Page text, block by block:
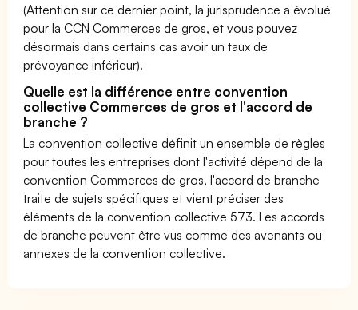
(Attention sur ce dernier point, la jurisprudence a évolué
pour la CCN Commerces de gros, et vous pouvez
désormais dans certains cas avoir un taux de
prévoyance inférieur).
Quelle est la différence entre convention
collective Commerces de gros et l'accord de
branche ?
La convention collective définit un ensemble de règles
pour toutes les entreprises dont l'activité dépend de la
convention Commerces de gros, l'accord de branche
traite de sujets spécifiques et vient préciser des
éléments de la convention collective 573. Les accords
de branche peuvent être vus comme des avenants ou
annexes de la convention collective.